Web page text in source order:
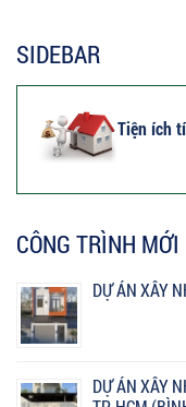
SIDEBAR
Tiện ích
CÔNG TRÌNH MỚI
DỰ ÁN XÂY
DỰ ÁN XÂY